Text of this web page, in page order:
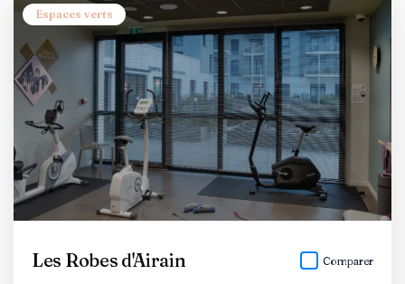
Espaces verts
Les Robes d'Airain Comparer